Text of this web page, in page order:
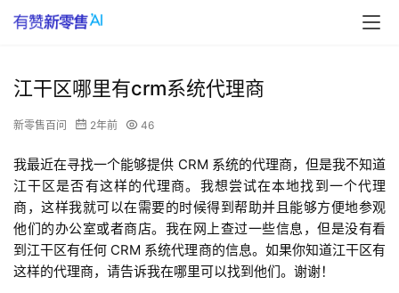
江干区哪里有crm系统代理商
新零售百问 2年前 46
我最近在寻找一个能够提供 CRM 系统的代理商，但是我不知道
江干区是否有这样的代理商。我想尝试在本地找到一个代理
商，这样我就可以在需要的时候得到帮助并且能够方便地参观
他们的办公室或者商店。我在网上查过一些信息，但是没有看
到江干区有任何 CRM 系统代理商的信息。如果你知道江干区有
这样的代理商，请告诉我在哪里可以找到他们。谢谢！